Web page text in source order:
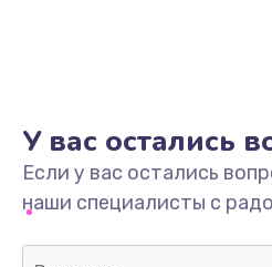
У вас остались
Если у вас остались
наши специалисты с